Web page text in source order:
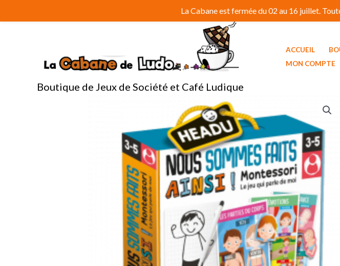
au
Boutique de Jeux de Société et Café Ludique
ACCUEIL
MON COMPTE
La Cabane est fermée du 02 au 16 juillet.